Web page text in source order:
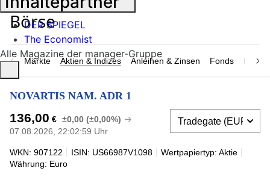
Märkte Aktien & Indizes Anleihen & Zinsen Fonds
NOVARTIS NAM. ADR 1
136,00 € ±0,00 (±0,00%)
07.08.2026, 22:02:59 Uhr
WKN: 907122 ISIN: US66987V1098
Wertpapiertyp: Aktie
Währung: Euro
DER SPIEGEL
The Economist
Alle Magazine der manager-Gruppe